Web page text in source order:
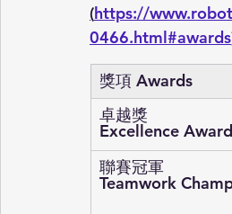
(https://
0466.html#awards
獎項 Awards
卓越獎
Excellence Award
聯賽冠軍
Teamwork